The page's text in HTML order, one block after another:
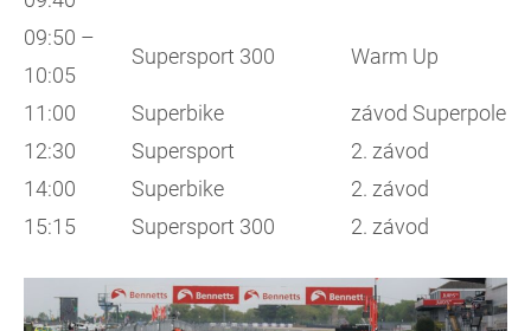
09:50 –
10:05
Supersport 300 Warm Up
11:00 Superbike
závod Superpole
12:30
Supersport
2. závod
14:00
Superbike
2. závod
15:15
Supersport 300 2. závod